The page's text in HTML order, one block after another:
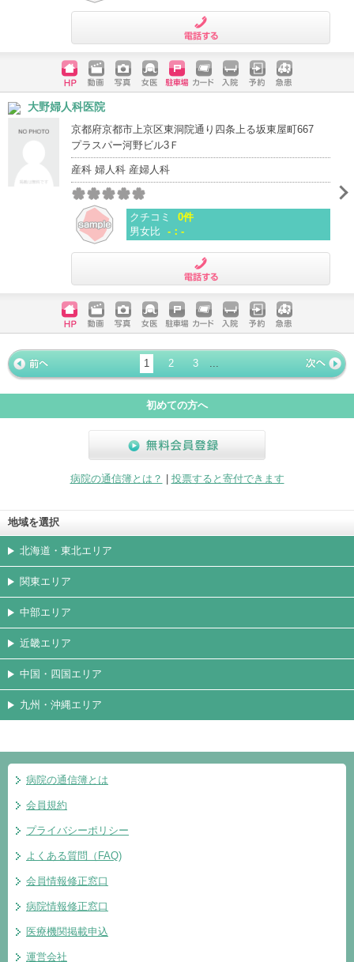
ホームペ
ージ
動画 写真 女医 駐車場
クレジッ
入院 予約 急患
大野婦人科医院
京都府京都市上京区東洞院通り四条上る坂東屋町667
プラスパー河野ビル3Ｆ
産科 婦人科 産婦人科
クチコミ
0件
男女比 -：-
ホームペ
ージ
動画 写真 女医 駐車場
クレジッ
トカード
入院 予約 急患
« 前ペー
ジ
1 2 3
次ページ
»
初めての方へ
病院の通信簿とは？
投票すると寄付できます
地域を選択
北海道・東北エリア
関東エリア
中部エリア
近畿エリア
中国・四国エリア
九州・沖縄エリア
病院の通信簿とは
会員規約
プライバシーポリシー
よくある質問（FAQ)
会員情報修正窓口
病院情報修正窓口
医療機関掲載申込
運営会社